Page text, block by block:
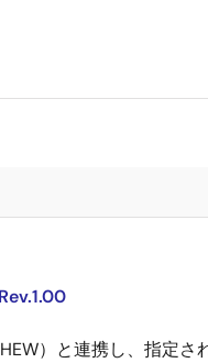
）と連携し、指定さ